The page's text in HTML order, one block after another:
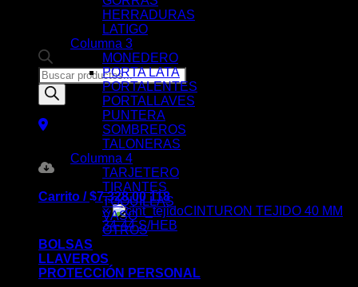
Products
search
Carrito /$7,328.00 118
×
CINTURON TEJIDO 40 MM
34-44 S/HEB
Color:
CAFÉ
HERRADURAS
LATIGO
Columna 3
MONEDERO
PORTA LATA
PORTALENTES
PORTALLAVES
PUNTERA
SOMBREROS
TALONERAS
Columna 4
TARJETERO
TIRANTES
TOQUILLAS
VASO
OTROS
BOLSAS
LLAVEROS
PROTECCIÓN PERSONAL